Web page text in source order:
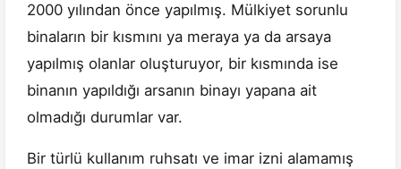
2000 yılından önce yapılmış. Mülkiyet sorunlu
binaların bir kısmını ya meraya ya da arsaya
yapılmış olanlar oluşturuyor, bir kısmında ise
binanın yapıldığı arsanın binayı yapana ait
olmadığı durumlar var.
Bir türlü kullanım ruhsatı ve imar izni alamamış